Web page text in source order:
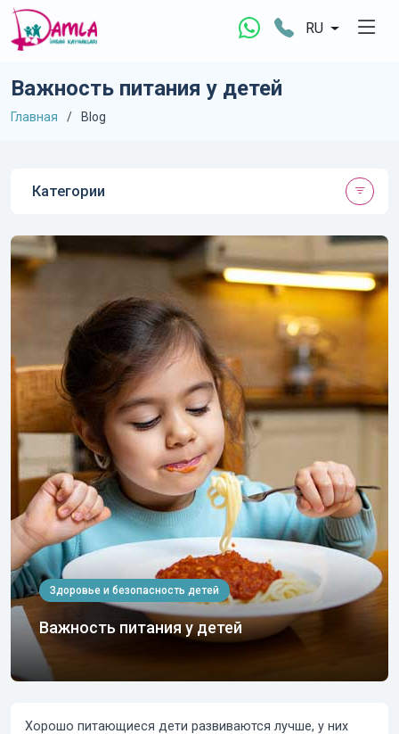
RU
Важность питания у детей
Главная Blog
Здоровье и безопасность детей
Важность питания у детей
Хорошо питающиеся дети развиваются лучше, у них
Категории